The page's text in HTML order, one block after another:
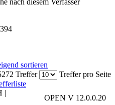
nach diesem Verfasser
sortieren
Treffer
Treffer pro Seite
OPEN V 12.0.0.20
|